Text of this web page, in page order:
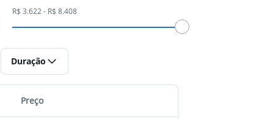
R$ 3.622 - R$ 8.408
Duração
Preço